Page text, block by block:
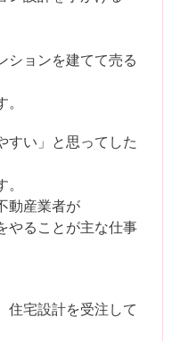
ションを建てて売る
すい」と思ってした
動産業者が
やることが主な仕事
住宅設計を受注して